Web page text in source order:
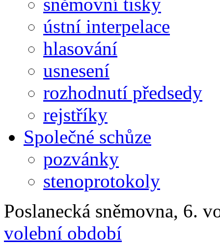
ústní interpelace
hlasování
usnesení
rozhodnutí předsedy
rejstříky
Společné schůze
pozvánky
stenoprotokoly
Poslanecká sněmovna, 6.
volební období